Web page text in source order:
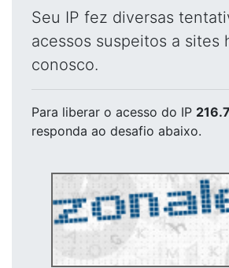
Seu IP fez diversas
acessos suspeitos a sites
conosco.
Para liberar o acesso do IP
responda ao desafio abaixo.